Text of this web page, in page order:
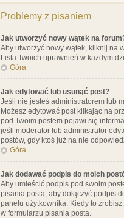
Problemy z pisaniem
Jak utworzyć nowy wątek na
Aby utworzyć nowy wątek, kliknij na
Lista Twoich uprawnień w każdym
Góra
Jak edytować lub usunąć post?
Jeśli nie jesteś administratorem lub
Możesz edytować post klikając na
pod Twoim postem pojawi się
jeśli moderator lub administrator
postów, gdy ktoś już na nie
Góra
Jak dodawać podpis do moich
Aby umieścić podpis pod swoim
pisania posta, aby dołączyć podpis
panelu użytkownika. Kiedy to
w formularzu pisania posta.